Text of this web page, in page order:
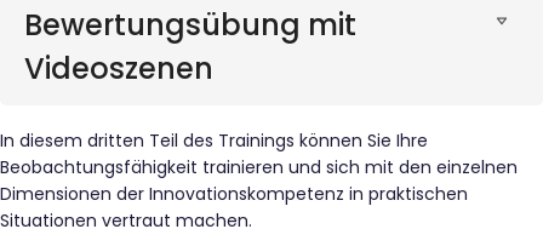
Bewertungsübung mit
Videoszenen
In diesem dritten Teil des Trainings können Sie Ihre
Beobachtungsfähigkeit trainieren und sich mit den einzelnen
Dimensionen der Innovationskompetenz in praktischen
Situationen vertraut machen.